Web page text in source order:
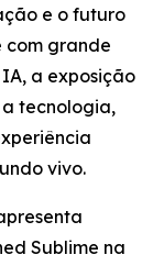
e o futuro
com grande
a exposição
tecnologia,
vivo.
Sublime na